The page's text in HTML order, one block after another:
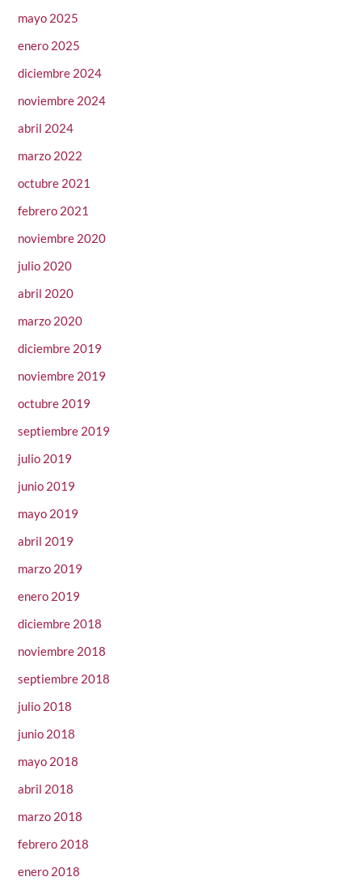
mayo 2025
enero 2025
diciembre 2024
noviembre 2024
abril 2024
marzo 2022
octubre 2021
febrero 2021
noviembre 2020
julio 2020
abril 2020
marzo 2020
diciembre 2019
noviembre 2019
octubre 2019
septiembre 2019
julio 2019
junio 2019
mayo 2019
abril 2019
marzo 2019
enero 2019
diciembre 2018
noviembre 2018
septiembre 2018
julio 2018
junio 2018
mayo 2018
abril 2018
marzo 2018
febrero 2018
enero 2018